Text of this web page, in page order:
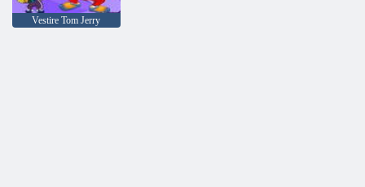
Vestire Tom Jerry